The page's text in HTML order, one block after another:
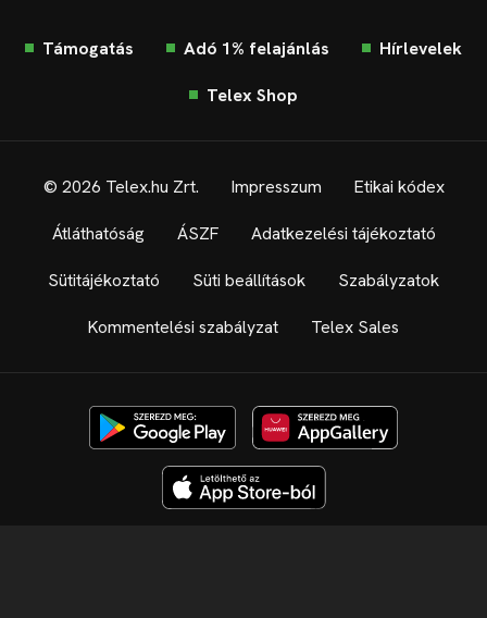
Támogatás Adó 1% felajánlás Hírlevelek
Telex Shop
© 2026 Telex.hu Zrt. Impresszum Etikai kódex
Átláthatóság ÁSZF Adatkezelési tájékoztató
Sütitájékoztató Süti beállítások Szabályzatok
Kommentelési szabályzat Telex Sales